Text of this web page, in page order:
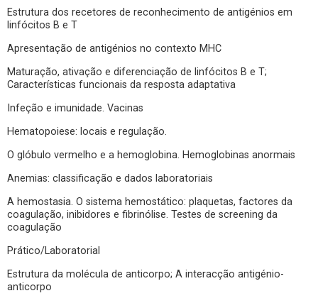
Estrutura dos recetores de reconhecimento de antigénios em
linfócitos B e T
Apresentação de antigénios no contexto MHC
Maturação, ativação e diferenciação de linfócitos B e T;
Características funcionais da resposta adaptativa
Infeção e imunidade. Vacinas
Hematopoiese: locais e regulação.
O glóbulo vermelho e a hemoglobina. Hemoglobinas anormais
Anemias: classificação e dados laboratoriais
A hemostasia. O sistema hemostático: plaquetas, factores da
coagulação, inibidores e fibrinólise. Testes de screening da
coagulação
Prático/Laboratorial
Estrutura da molécula de anticorpo; A interacção antigénio-
anticorpo